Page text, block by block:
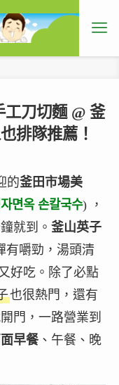
刀切麵 @ 釜
排隊推薦！
的釜田市場美
면옥 손칼국수) ，
就到。 釜山英子
有嚼勁，湯頭清
好吃。除了必點
也很熱門，還有
門，一路營業到
早餐、午餐、晚